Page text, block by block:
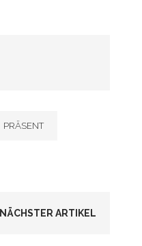
PRÄSENT
NÄCHSTER ARTIKEL